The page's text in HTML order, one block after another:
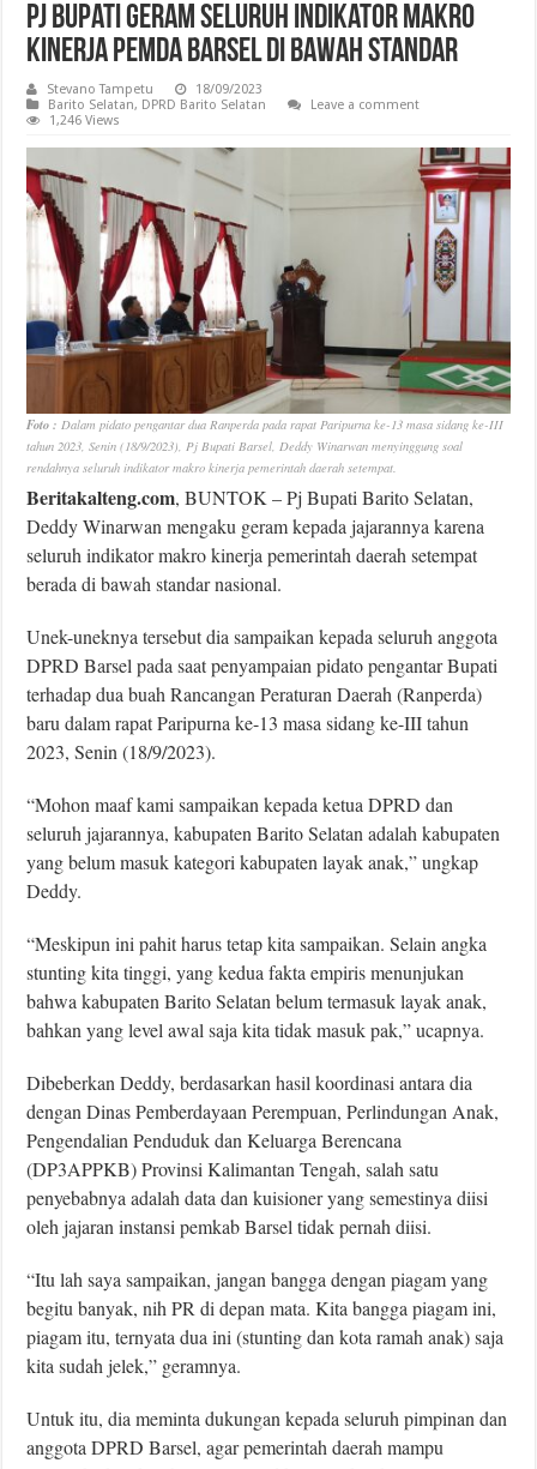
Pj Bupati Geram Seluruh Indikator Makro
Kinerja Pemda Barsel di Bawah Standar
Stevano Tampetu
18/09/2023
Barito Selatan, DPRD Barito Selatan
Leave a comment
1,246 Views
Foto : Dalam pidato pengantar dua Ranperda pada rapat Paripurna ke-13 masa sidang ke-III
tahun 2023, Senin (18/9/2023), Pj Bupati Barsel, Deddy Winarwan menyinggung soal
rendahnya seluruh indikator makro kinerja pemerintah daerah setempat.
Beritakalteng.com, BUNTOK – Pj Bupati Barito Selatan,
Deddy Winarwan mengaku geram kepada jajarannya karena
seluruh indikator makro kinerja pemerintah daerah setempat
berada di bawah standar nasional.
Unek-uneknya tersebut dia sampaikan kepada seluruh anggota
DPRD Barsel pada saat penyampaian pidato pengantar Bupati
terhadap dua buah Rancangan Peraturan Daerah (Ranperda)
baru dalam rapat Paripurna ke-13 masa sidang ke-III tahun
2023, Senin (18/9/2023).
“Mohon maaf kami sampaikan kepada ketua DPRD dan
seluruh jajarannya, kabupaten Barito Selatan adalah kabupaten
yang belum masuk kategori kabupaten layak anak,” ungkap
Deddy.
“Meskipun ini pahit harus tetap kita sampaikan. Selain angka
stunting kita tinggi, yang kedua fakta empiris menunjukan
bahwa kabupaten Barito Selatan belum termasuk layak anak,
bahkan yang level awal saja kita tidak masuk pak,” ucapnya.
Dibeberkan Deddy, berdasarkan hasil koordinasi antara dia
dengan Dinas Pemberdayaan Perempuan, Perlindungan Anak,
Pengendalian Penduduk dan Keluarga Berencana
(DP3APPKB) Provinsi Kalimantan Tengah, salah satu
penyebabnya adalah data dan kuisioner yang semestinya diisi
oleh jajaran instansi pemkab Barsel tidak pernah diisi.
“Itu lah saya sampaikan, jangan bangga dengan piagam yang
begitu banyak, nih PR di depan mata. Kita bangga piagam ini,
piagam itu, ternyata dua ini (stunting dan kota ramah anak) saja
kita sudah jelek,” geramnya.
Untuk itu, dia meminta dukungan kepada seluruh pimpinan dan
anggota DPRD Barsel, agar pemerintah daerah mampu